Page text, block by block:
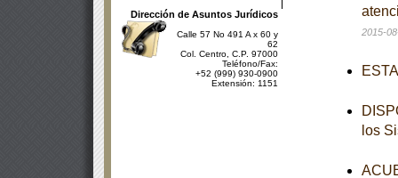
Dirección de Asuntos Jurídicos
Calle 57 No 491 A x 60 y
62
Col. Centro, C.P. 97000
Teléfono/Fax:
+52 (999) 930-0900
Extensión: 1151
2015-
los